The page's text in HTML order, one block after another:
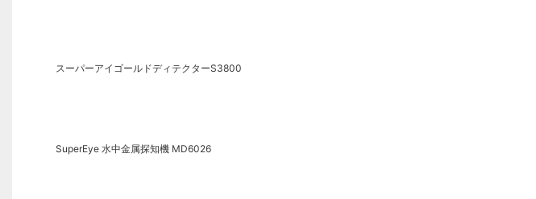
スーパーアイゴールドディテクターS3800
SuperEye 水中金属探知機 MD6026